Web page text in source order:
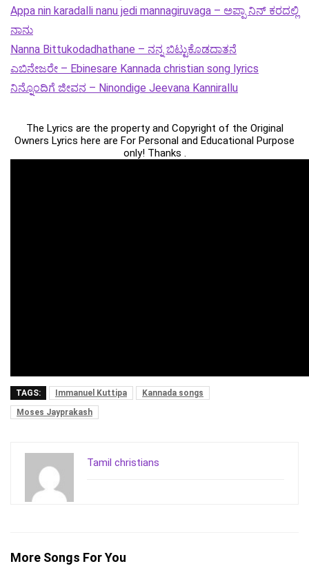
Appa nin karadalli nanu jedi mannagiruvaga – ಅಪ್ಪಾ ನಿನ್ ಕರದಲ್ಲಿ
ನಾನು
Nanna Bittukodadhathane – ನನ್ನ ಬಿಟ್ಟುಕೊಡದಾತನೆ
ಎಬಿನೇಜರೇ – Ebinesare Kannada christian song lyrics
ನಿನ್ನೊಂದಿಗೆ ಜೀವನ – Ninondige Jeevana Kannirallu
The Lyrics are the property and Copyright of the Original
Owners Lyrics here are For Personal and Educational Purpose
only! Thanks .
TAGS: Immanuel Kuttipa
Kannada songs
Moses Jayprakash
Tamil christians
More Songs For You